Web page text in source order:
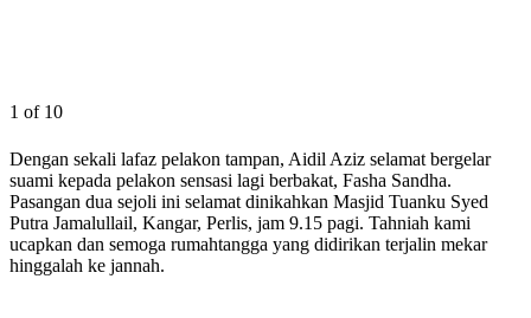
1 of 10
Dengan sekali lafaz pelakon tampan, Aidil Aziz selamat bergelar
suami kepada pelakon sensasi lagi berbakat, Fasha Sandha.
Pasangan dua sejoli ini selamat dinikahkan Masjid Tuanku Syed
Putra Jamalullail, Kangar, Perlis, jam 9.15 pagi. Tahniah kami
ucapkan dan semoga rumahtangga yang didirikan terjalin mekar
hinggalah ke jannah.